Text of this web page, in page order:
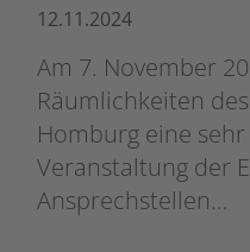
12.11.2024
Am 7. November
Räumlichkeiten
Homburg eine
Veranstaltung der
Ansprechstellen…